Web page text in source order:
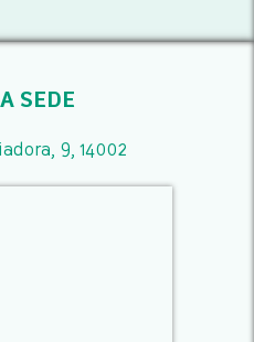
SEDE
9, 14002